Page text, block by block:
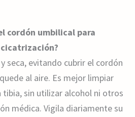
cordón umbilical para
seca, evitando cubrir el cordón
al aire. Es mejor limpiar
tibia, sin utilizar alcohol ni otros
médica. Vigila diariamente su